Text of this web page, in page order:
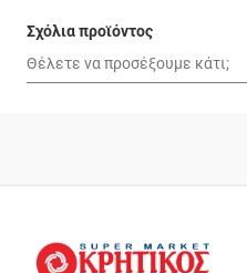
Σχόλια προϊόντος